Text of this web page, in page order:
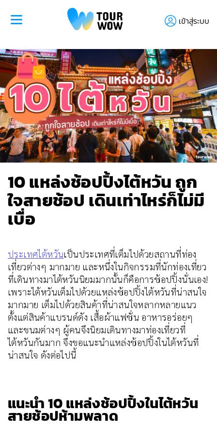
เข้าสู่ระบบ
10 แหล่งช้อปปิ้งไต้หวัน ถูก
ใจสายช้อป เดินเท่าไหร่ก็ไม่มี
เบื่อ
ประเทศไต้หวันเป็นประเทศที่เต็มไปด้วยสถานที่ท่อง
เที่ยวต่างๆ มากมาย และหนึ่งในกิจกรรมที่นักท่องเที่ยว
ที่เดินทางมาไต้หวันนิยมมากนั้นก็คือการช้อปปิ้งนั่นเอง!
เพราะไต้หวันเต็มไปด้วยแหล่งช้อปปิ้งไต้หวันที่น่าสนใจ
มากมาย เต็มไปด้วยสินค้าที่น่าสนใจหลากหลายแนว
ตั้งแต่สินค้าแบรนด์ดัง เสื้อผ้าแฟชั่น อาหารอร่อยๆ
และขนมต่างๆ ผู้คนจึงนิยมเดินทางมาท่องเที่ยวที่
ไต้หวันกันมาก จึงขอแนะนำแหล่งช้อปปิ้งในไต้หวันที่
น่าสนใจ ดังต่อไปนี้
แนะนำ 10 แหล่งช้อปปิ้งในไต้หวัน
สายช้อปห้ามพลาด